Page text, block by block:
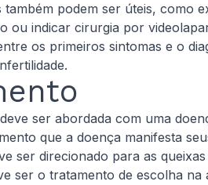
podem ser úteis, como
ou indicar cirurgia por
os primeiros sintomas e o
ser abordada com uma
que a doença manifesta
ser direcionado para as
ser o tratamento de escolha